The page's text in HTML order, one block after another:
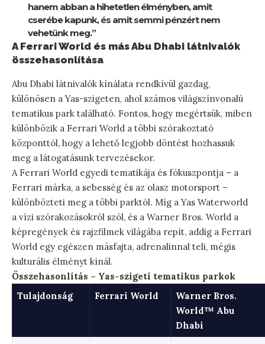
hanem abban a hihetetlen élményben, amit
cserébe kapunk, és amit semmi pénzért nem
vehetünk meg.”
A Ferrari World és más Abu Dhabi látnivalók
összehasonlítása
Abu Dhabi látnivalók kínálata rendkívül gazdag,
különösen a Yas-szigeten, ahol számos világszínvonalú
tematikus park található. Fontos, hogy megértsük, miben
különbözik a Ferrari World a többi szórakoztató
központtól, hogy a lehető legjobb döntést hozhassuk
meg a látogatásunk tervezésekor.
A Ferrari World egyedi tematikája és fókuszpontja – a
Ferrari márka, a sebesség és az olasz motorsport –
különbözteti meg a többi parktól. Míg a Yas Waterworld
a vízi szórakozásokról szól, és a Warner Bros. World a
képregények és rajzfilmek világába repít, addig a Ferrari
World egy egészen másfajta, adrenalinnal teli, mégis
kulturális élményt kínál.
Összehasonlítás – Yas-szigeti tematikus parkok
Tulajdonság
Ferrari World
Warner Bros.
World™ Abu
Dhabi